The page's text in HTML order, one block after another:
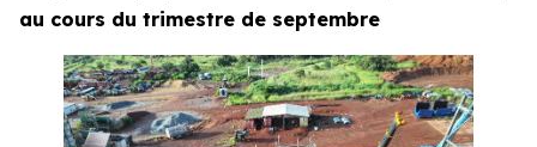
au cours du trimestre de septembre